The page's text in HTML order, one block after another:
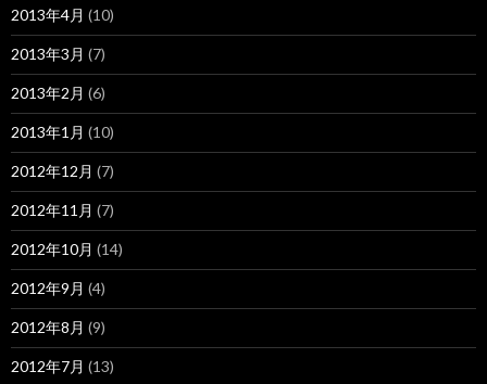
2013年4月 (10)
2013年3月 (7)
2013年2月 (6)
2013年1月 (10)
2012年12月 (7)
2012年11月 (7)
2012年10月 (14)
2012年9月 (4)
2012年8月 (9)
2012年7月 (13)